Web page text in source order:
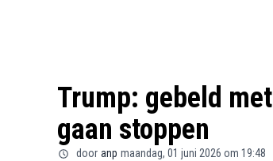
Trump: gebeld
gaan stoppen
door anp maandag, 01 juni 2026 om 19:48